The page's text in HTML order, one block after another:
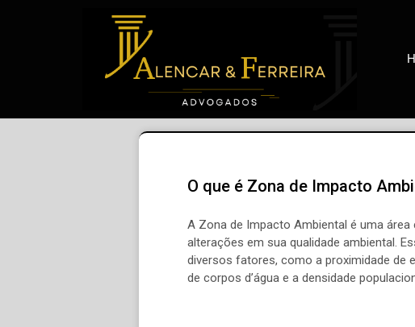
O que é Zona de Impacto
A Zona de Impacto Ambiental é uma
alterações em sua qualidade ambiental.
diversos fatores, como a proximidade de
de corpos d’água e a densidade